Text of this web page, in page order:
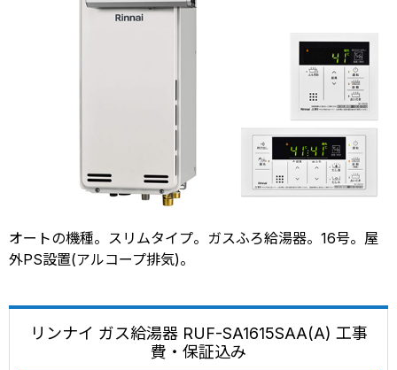
オートの機種。スリムタイプ。ガスふろ給湯器。16号。屋
外PS設置(アルコープ排気)。
リンナイ ガス給湯器 RUF-SA1615SAA(A) 工事
費・保証込み